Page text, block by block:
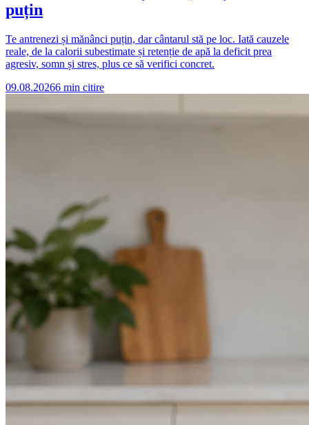
puțin
Te antrenezi și mănânci puțin, dar cântarul stă pe loc. Iată cauzele
reale, de la calorii subestimate și retenție de apă la deficit prea
agresiv, somn și stres, plus ce să verifici concret.
09.08.20266 min citire